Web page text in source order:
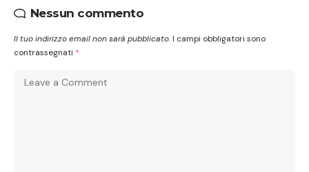
Nessun commento
Il tuo indirizzo email non sarà pubblicato. I campi obbligatori sono
contrassegnati *